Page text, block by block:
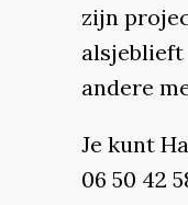
zijn
andere
Je kunt
06 50 42